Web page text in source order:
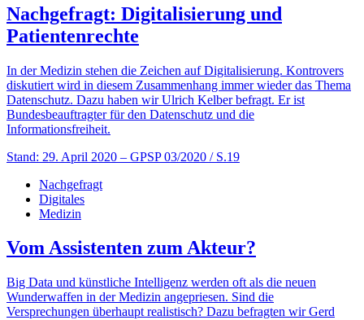
Nachgefragt: Digitalisierung und
Patientenrechte
In der Medizin stehen die Zeichen auf Digitalisierung. Kontrovers
diskutiert wird in diesem Zusammenhang immer wieder das Thema
Datenschutz. Dazu haben wir Ulrich Kelber befragt. Er ist
Bundesbeauftragter für den Datenschutz und die
Informationsfreiheit.
Stand: 29. April 2020 – GPSP 03/2020 / S.19
Nachgefragt
Digitales
Medizin
Vom Assistenten zum Akteur?
Big Data und künstliche Intelligenz werden oft als die neuen
Wunderwaffen in der Medizin angepriesen. Sind die
Versprechungen überhaupt realistisch? Dazu befragten wir Gerd